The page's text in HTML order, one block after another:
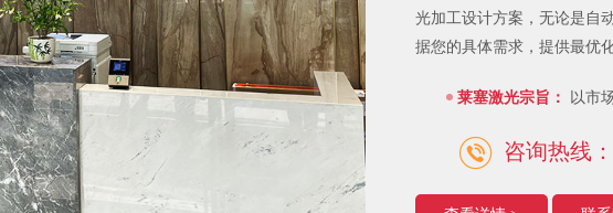
光加工设计方案，无论是自
据您的具体需求，提供最优
莱塞激光宗旨： 以市
咨询热线